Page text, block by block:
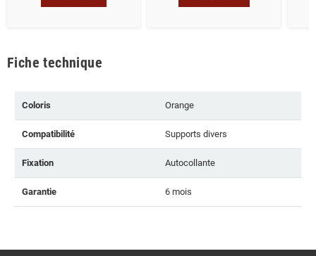
Fiche technique
Coloris Orange
Compatibilité Supports divers
Fixation Autocollante
Garantie 6 mois